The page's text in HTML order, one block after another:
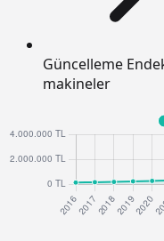
Güncelleme
makineler